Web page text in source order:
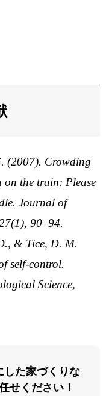
(2007). Crowding
on the train: Please
Journal of
90–94.
& Tice, D. M.
self-control.
Science,
した家づくりな
せください！